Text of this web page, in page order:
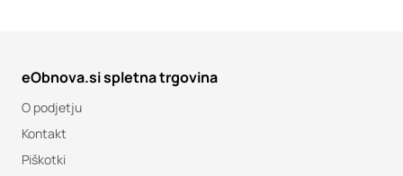
eObnova.si spletna trgovina
O podjetju
Kontakt
Piškotki